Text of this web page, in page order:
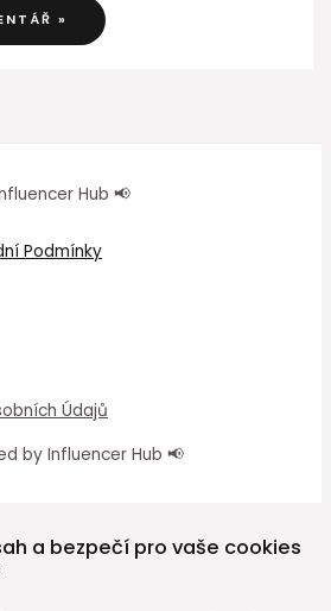
Hub 📢
Podmínky
Údajů
by Influencer Hub 📢
a bezpečí pro vaše cookies